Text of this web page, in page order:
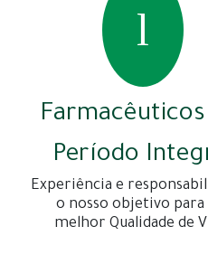
Período
Experiência e
o nosso objetivo para
melhor Qualidade de